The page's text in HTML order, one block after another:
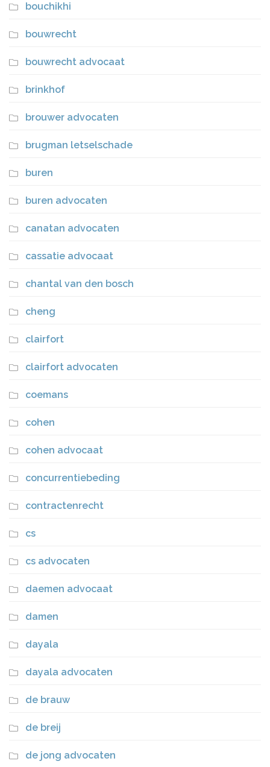
bouchikhi
bouwrecht
bouwrecht advocaat
brinkhof
brouwer advocaten
brugman letselschade
buren
buren advocaten
canatan advocaten
cassatie advocaat
chantal van den bosch
cheng
clairfort
clairfort advocaten
coemans
cohen
cohen advocaat
concurrentiebeding
contractenrecht
cs
cs advocaten
daemen advocaat
damen
dayala
dayala advocaten
de brauw
de breij
de jong advocaten